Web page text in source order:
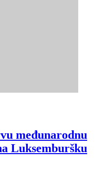
međunarodnu
Luksemburšku